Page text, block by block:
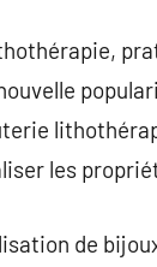
les
de